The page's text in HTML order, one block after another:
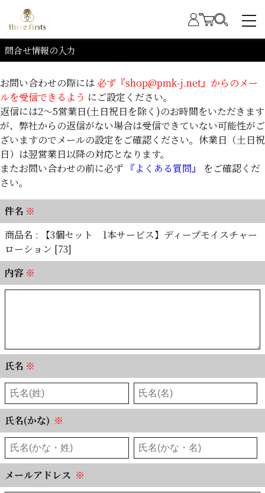
問合せ情報の入力
お問い合わせの際には 必ず『shop@pmk-j.net』からのメー
ルを受信できるよう にご設定ください。
返信には2～5営業日(土日祝日を除く)のお時間をいただきます
が、弊社からの返信がない場合は受信できていない可能性がご
ざいますのでメールの設定をご確認ください。休業日（土日祝
日）は翌営業日以降の対応となります。
またお問い合わせの前に必ず 『よくある質問』
をご確認くだ
さい。
件名 ※
商品名 : 【3個セット 1本サービス】ディープモイスチャー
ローション [73]
内容 ※
氏名 ※
氏名(かな) ※
メールアドレス ※